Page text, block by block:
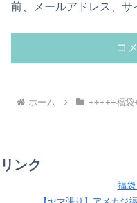
前、メールアドレス、サ
ホーム +++++福袋
リンク
福